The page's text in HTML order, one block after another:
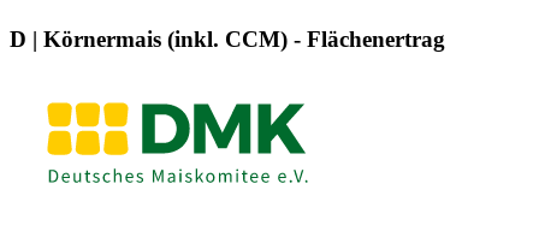
D | Körnermais (inkl. CCM) - Flächenertrag